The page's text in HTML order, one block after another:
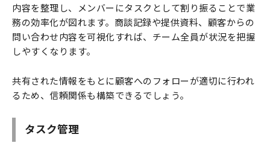
内容を整理し、メンバーにタスクとして割り振ることで業
務の効率化が図れます。商談記録や提供資料、顧客からの
問い合わせ内容を可視化すれば、チーム全員が状況を把握
しやすくなります。
共有された情報をもとに顧客へのフォローが適切に行われ
るため、信頼関係も構築できるでしょう。
タスク管理